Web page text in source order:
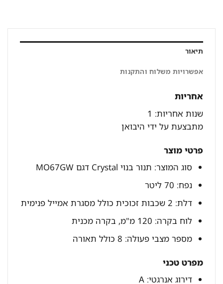
תיאור
אפשרויות משלוח והתקנות
אחריות
שנות אחריות: 1
מתבצעת על ידי היבואן
פרטי מוצר
סוג המוצר: תנור בנוי Crystal דגם MO67GW
נפח: 70 ליטר
דלת: 2 שכבות זכוכית כולל מסגרת אמייל פנימית
לוח בקרה: 120 מ"מ, בקרה מכנית
מספר מצבי פעולה: 8 כולל תאורה
מפרט טכני
דירוג אנרגטי: A